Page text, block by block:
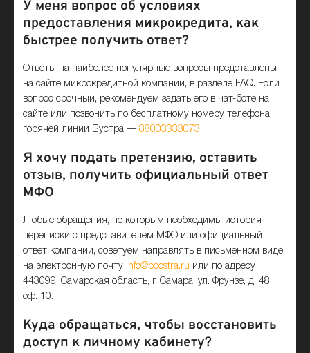
У меня вопрос об условиях
предоставления микрокредита, как
быстрее получить ответ?
Ответы на наиболее популярные вопросы представлены
на сайте микрокредитной компании, в разделе FAQ. Если
вопрос срочный, рекомендуем задать его в чат-боте на
сайте или позвонить по бесплатному номеру телефона
горячей линии Бустра —88003333073.
Я хочу подать претензию, оставить
отзыв, получить официальный ответ
МФО
Любые обращения, по которым необходимы история
переписки с представителем МФО или официальный
ответ компании, советуем направлять в письменном виде
на электронную почту info@boostra.ru или по адресу
443099, Самарская область, г. Самара, ул. Фрунзе, д. 48,
оф. 10.
Куда обращаться, чтобы восстановить
доступ к личному кабинету?